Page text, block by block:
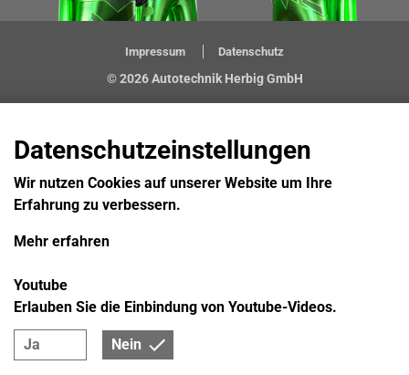
Impressum Datenschutz
© 2026 Autotechnik Herbig GmbH
Datenschutzeinstellungen
Wir nutzen Cookies auf unserer Website um Ihre
Erfahrung zu verbessern.
Mehr erfahren
Ja Nein
Youtube
Erlauben Sie die Einbindung von Youtube-Videos.